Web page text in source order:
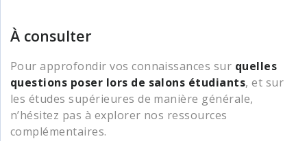
À consulter
Pour approfondir vos connaissances sur quelles
questions poser lors de salons étudiants, et sur
les études supérieures de manière générale,
n’hésitez pas à explorer nos ressources
complémentaires.